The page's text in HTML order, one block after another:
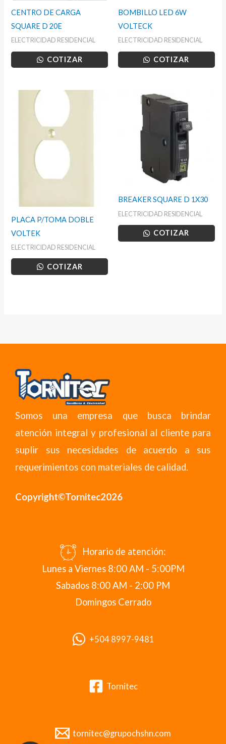
CENTRO DE CARGA
SQUARE D 20E
ELECTRICIDAD RESIDENCIAL
COTIZAR
BOMBILLO LED 6W
VOLTECK
ELECTRICIDAD RESIDENCIAL
COTIZAR
PLACA P/TOMA DOBLE
VOLTEK
ELECTRICIDAD RESIDENCIAL
COTIZAR
BREAKER SQUARE D 1X30
ELECTRICIDAD RESIDENCIAL
COTIZAR
Somos una empresa que busca brindar
atención integral y profesional al cliente para
suplir sus necesidades de acuerdo a sus
requerimientos con materiales de calidad.
Copyright©Tornitec2026
Horario de atención:
Lunes a Viernes 8:00 AM - 5:00PM
Sabados 8:00 AM - 2:00 PM
Domingos Cerrado
+504 8997-9481
Tornitec
tornitec@grupochshn.com